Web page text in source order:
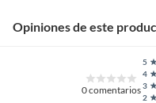
Opiniones de este
0comentarios
2
3
4
5